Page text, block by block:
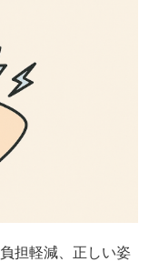
担軽減、正しい姿